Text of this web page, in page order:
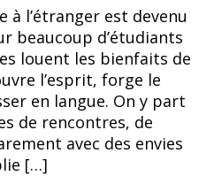
Reidi Tee à Tallinn, mars
2023
à l’étranger est devenu
beaucoup d’étudiants
louent les bienfaits de
l’esprit, forge le
en langue. On y part
de rencontres, de
avec des envies
[…]